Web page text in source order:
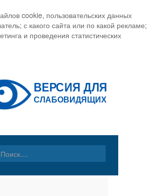
cookie, пользовательских данных
с какого сайта или по какой рекламе;
и проведения статистических